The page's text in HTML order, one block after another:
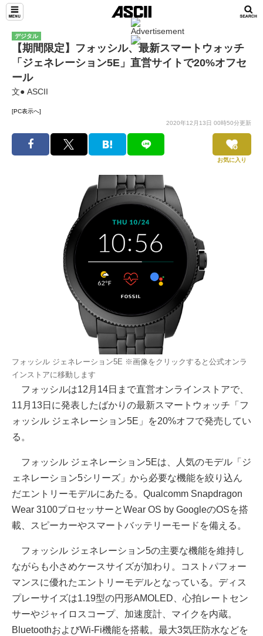
デジタル
【期間限定】フォッシル、最新スマートウォッチ
「ジェネレーション5E」直営サイトで20%オフセ
ール
文● ASCII
[PC表示へ]
2020年12月13日 00時50分更新
お気に入り
フォッシル ジェネレーション5E ※画像をクリックすると公式オンラ
インストアに移動します
フォッシルは12月14日まで直営オンラインストアで、
11月13日に発表したばかりの最新スマートウォッチ「フ
ォッシル ジェネレーション5E」を20%オフで発売してい
る。
フォッシル ジェネレーション5Eは、人気のモデル「ジ
ェネレーション5シリーズ」から必要な機能を絞り込ん
だエントリーモデルにあたる。Qualcomm Snapdragon
Wear 3100プロセッサーとWear OS by GoogleのOSを搭
載、スピーカーやスマートバッテリーモードを備える。
フォッシル ジェネレーション5の主要な機能を維持し
ながらも小さめケースサイズが加わり。コストパフォー
マンスに優れたエントリーモデルとなっている。ディス
プレーサイズは1.19型の円形AMOLED、心拍レートセン
サーやジャイロスコープ、加速度計、マイクを内蔵。
BluetoothおよびWi-Fi機能を搭載。最大3気圧防水などを